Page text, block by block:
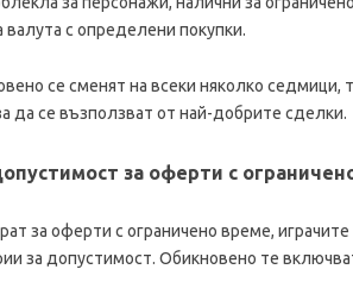
валута с определени покупки.
се сменят на всеки няколко седмици,
да се възползват от най-добрите сделки.
за оферти с
за оферти с ограничено време, играчите
за допустимост. Обикновено те